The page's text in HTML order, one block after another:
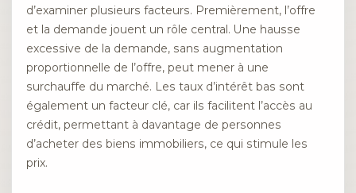
d’examiner plusieurs facteurs. Premièrement, l’offre
et la demande jouent un rôle central. Une hausse
excessive de la demande, sans augmentation
proportionnelle de l’offre, peut mener à une
surchauffe du marché. Les taux d’intérêt bas sont
également un facteur clé, car ils facilitent l’accès au
crédit, permettant à davantage de personnes
d’acheter des biens immobiliers, ce qui stimule les
prix.